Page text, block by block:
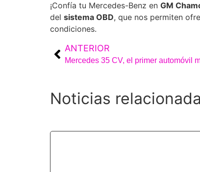
¡Confía tu Mercedes-Benz en GM
del sistema OBD, que nos permiten
condiciones.
ANTERIOR
Mercedes 35 CV, el primer automóvil
Noticias